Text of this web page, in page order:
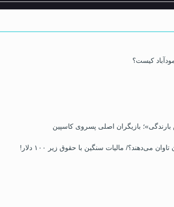
کیست؟
بازیگران اصلی پسروی کاسپین
می‌دهند؟/ مالیات سنگین با حقوق زیر ۱۰۰ دلار!